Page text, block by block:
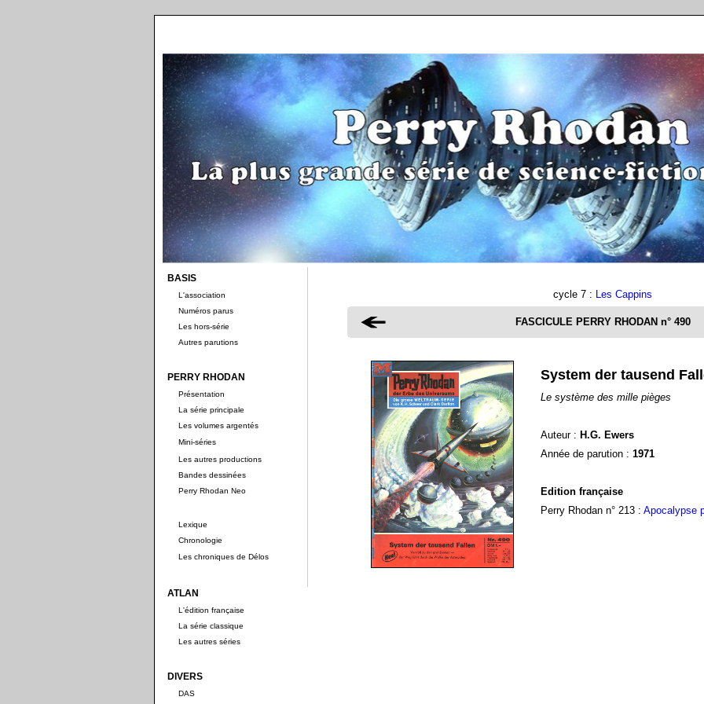
BASIS
L'association
Numéros parus
Les hors-série
Autres parutions
PERRY RHODAN
Présentation
La série principale
Les volumes argentés
Mini-séries
Les autres productions
Bandes dessinées
Perry Rhodan Neo
Lexique
Chronologie
Les chroniques de Délos
ATLAN
L'édition française
La série classique
Les autres séries
DIVERS
DAS
cycle 7 : Les Cappins
FASCICULE PERRY RHODAN n° 490
System der tausend
Le système des mille pièges
Auteur : H.G. Ewers
Année de parution : 1971
Edition française
Perry Rhodan n° 213 : Apocalypse